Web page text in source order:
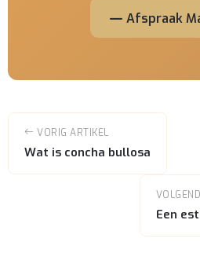
Afspraak
VORIG ARTIKEL
Wat is concha bullosa
Een